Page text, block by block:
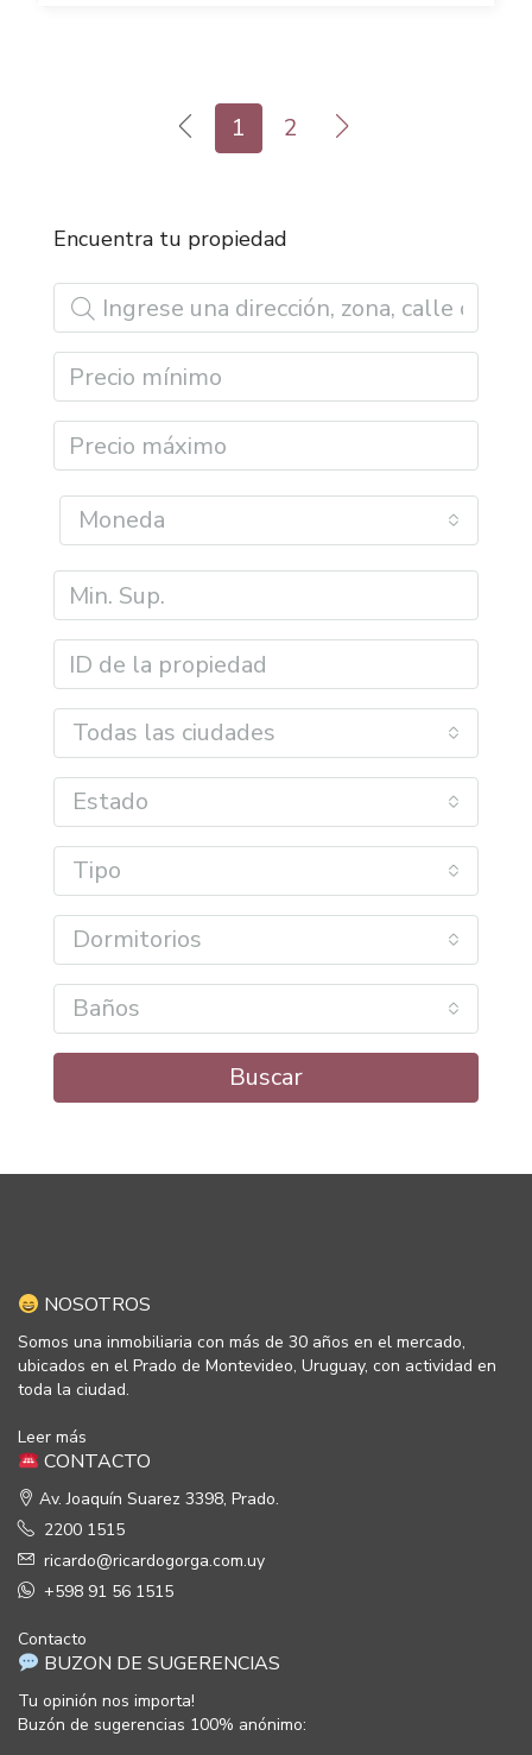
1 2
Encuentra tu propiedad
Moneda
Todas las ciudades
Estado
Tipo
Dormitorios
Baños
Buscar
NOSOTROS
Somos una inmobiliaria con más de 30 años en el mercado,
ubicados en el Prado de Montevideo, Uruguay, con actividad en
toda la ciudad.
Leer más
CONTACTO
Av. Joaquín Suarez 3398, Prado.
2200 1515
ricardo@ricardogorga.com.uy
+598 91 56 1515
Contacto
BUZON DE SUGERENCIAS
Tu opinión nos importa!
Buzón de sugerencias 100% anónimo: